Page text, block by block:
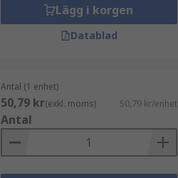
Lägg i korgen
Datablad
Antal (1 enhet)
50,79 kr(exkl. moms) 50,79 kr/enhet
Antal